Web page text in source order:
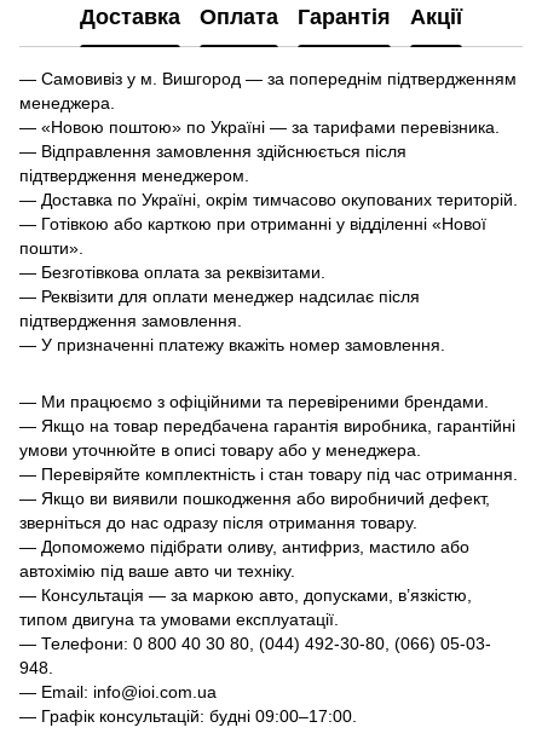
Доставка Оплата Гарантія Акції
— Самовивіз у м. Вишгород — за попереднім підтвердженням
менеджера.
— «Новою поштою» по Україні — за тарифами перевізника.
— Відправлення замовлення здійснюється після
підтвердження менеджером.
— Доставка по Україні, окрім тимчасово окупованих територій.
— Готівкою або карткою при отриманні у відділенні «Нової
пошти».
— Безготівкова оплата за реквізитами.
— Реквізити для оплати менеджер надсилає після
підтвердження замовлення.
— У призначенні платежу вкажіть номер замовлення.
— Ми працюємо з офіційними та перевіреними брендами.
— Якщо на товар передбачена гарантія виробника, гарантійні
умови уточнюйте в описі товару або у менеджера.
— Перевіряйте комплектність і стан товару під час отримання.
— Якщо ви виявили пошкодження або виробничий дефект,
зверніться до нас одразу після отримання товару.
— Допоможемо підібрати оливу, антифриз, мастило або
автохімію під ваше авто чи техніку.
— Консультація — за маркою авто, допусками, в’язкістю,
типом двигуна та умовами експлуатації.
— Телефони: 0 800 40 30 80, (044) 492-30-80, (066) 05-03-
948.
— Email: info@ioi.com.ua
— Графік консультацій: будні 09:00–17:00.